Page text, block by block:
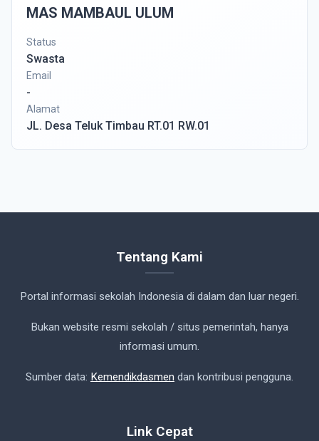
MAS MAMBAUL ULUM
Status
Swasta
Email
-
Alamat
JL. Desa Teluk Timbau RT.01 RW.01
Tentang Kami
Portal informasi sekolah Indonesia di dalam dan luar negeri.
Bukan website resmi sekolah / situs pemerintah, hanya
informasi umum.
Sumber data: Kemendikdasmen dan kontribusi pengguna.
Link Cepat